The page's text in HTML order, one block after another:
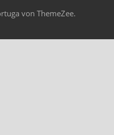
von ThemeZee.